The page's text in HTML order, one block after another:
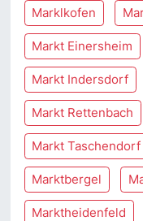
Marklkofen
Markt Einersheim
Markt Indersdorf
Markt Rettenbach
Markt Taschendorf
Marktbergel
Marktheidenfeld